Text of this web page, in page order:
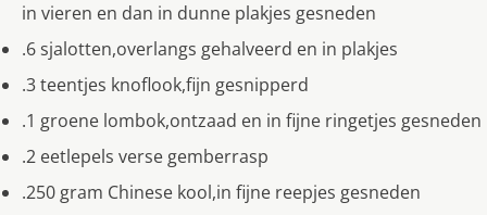
in vieren en dan in dunne plakjes gesneden
.6 sjalotten,overlangs gehalveerd en in plakjes
.3 teentjes knoflook,fijn gesnipperd
.1 groene lombok,ontzaad en in fijne ringetjes gesneden
.2 eetlepels verse gemberrasp
.250 gram Chinese kool,in fijne reepjes gesneden